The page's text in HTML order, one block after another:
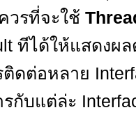
วรที่จะใช้
ทีได้ให้แสดงผ
ติดต่อหลาย
กับแต่ล่ะ